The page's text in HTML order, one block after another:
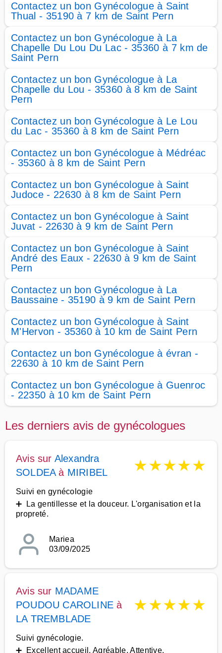
Contactez un bon Gynécologue à Saint
Thual - 35190 à 7 km de Saint Pern
Contactez un bon Gynécologue à La
Chapelle Du Lou Du Lac - 35360 à 7 km de
Saint Pern
Contactez un bon Gynécologue à La
Chapelle du Lou - 35360 à 8 km de Saint
Pern
Contactez un bon Gynécologue à Le Lou
du Lac - 35360 à 8 km de Saint Pern
Contactez un bon Gynécologue à Médréac
- 35360 à 8 km de Saint Pern
Contactez un bon Gynécologue à Saint
Judoce - 22630 à 8 km de Saint Pern
Contactez un bon Gynécologue à Saint
Juvat - 22630 à 9 km de Saint Pern
Contactez un bon Gynécologue à Saint
André des Eaux - 22630 à 9 km de Saint
Pern
Contactez un bon Gynécologue à La
Baussaine - 35190 à 9 km de Saint Pern
Contactez un bon Gynécologue à Saint
M'Hervon - 35360 à 10 km de Saint Pern
Contactez un bon Gynécologue à évran -
22630 à 10 km de Saint Pern
Contactez un bon Gynécologue à Guenroc
- 22350 à 10 km de Saint Pern
Les derniers avis de gynécologues
Avis sur Alexandra
SOLDEAà MIRIBEL ★★★★★
Suivi en gynécologie
➕ La gentillesse et la douceur. L'organisation et la
propreté.
Mariea
03/09/2025
Avis sur MADAME
POUDOU CAROLINE à
LA TREMBLADE
★★★★★
Suivi gynécologie.
➕ Excellent accueil. Agréable. Attentive.